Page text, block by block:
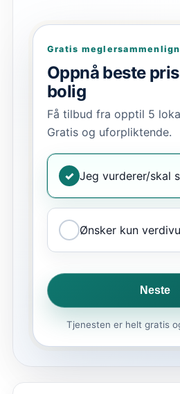
Gratis
Oppnå beste
bolig
Få tilbud fra opptil 5
Gratis og uforpliktende.
✓ Jeg vurderer/skal
Ønsker kun
Neste
Tjenesten er helt gratis